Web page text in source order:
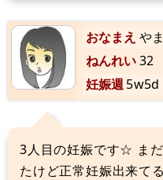
おなまえ や
ねんれい32
妊娠週5w5d
3人目の妊娠です☆ ま
たけど正常妊娠出来て